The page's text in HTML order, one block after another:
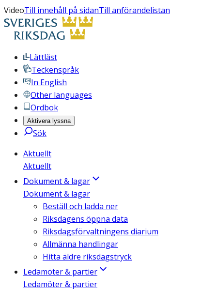
VideoTill innehåll på sidanTill anförandelistan
Lättläst
Teckenspråk
In English
Other languages
Ordbok
Aktivera lyssna
Sök
Aktuellt
Aktuellt
Dokument & lagar
Dokument & lagar
Beställ och ladda ner
Riksdagens öppna data
Riksdagsförvaltningens diarium
Allmänna handlingar
Hitta äldre riksdagstryck
Ledamöter & partier
Ledamöter & partier